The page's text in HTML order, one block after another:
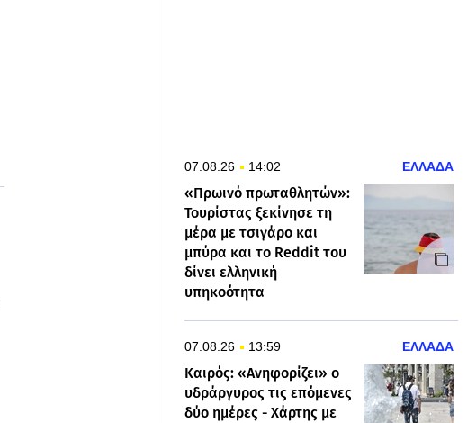
07.08.26 14:02 ΕΛΛΑΔΑ
«Πρωινό πρωταθλητών»:
Τουρίστας ξεκίνησε τη
μέρα με τσιγάρο και
μπύρα και το Reddit του
δίνει ελληνική
υπηκοότητα
07.08.26 13:59 ΕΛΛΑΔΑ
Καιρός: «Ανηφορίζει» ο
υδράργυρος τις επόμενες
δύο ημέρες - Χάρτης με